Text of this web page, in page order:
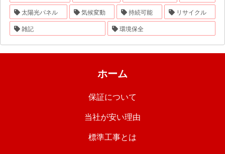
太陽光パネル
気候変動 持続可能
リサイクル
雑記
環境保全
ホーム
保証について
当社が安い理由
標準工事とは